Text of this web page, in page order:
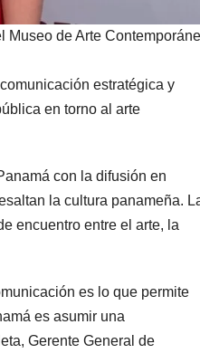
Museo de Arte
estratégica y
en torno al arte
con la difusión en
la cultura panameña.
encuentro entre el arte, la
es lo que permite
es asumir una
Gerente General de